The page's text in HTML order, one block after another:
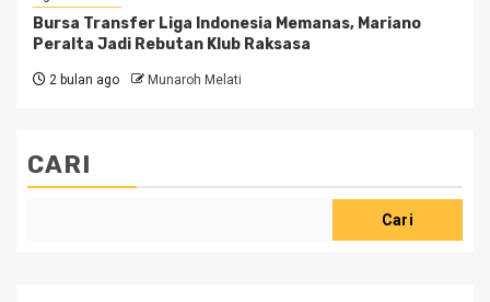
Bursa Transfer Liga Indonesia Memanas, Mariano
Peralta Jadi Rebutan Klub Raksasa
2 bulan ago Munaroh Melati
CARI
Cari